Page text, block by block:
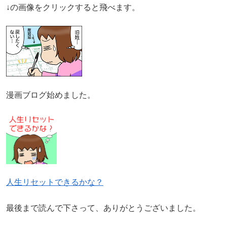
↓の画像をクリックすると飛べます。
漫画ブログ始めました。
人生リセットできるかな？
最後まで読んで下さって、ありがとうございました。